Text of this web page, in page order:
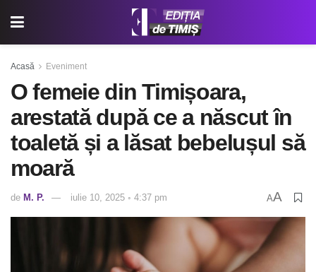
Acasă Eveniment
O femeie din Timișoara,
arestată după ce a născut în
toaletă și a lăsat bebelușul să
moară
de M. P. iulie 10, 2025 ◦ 4:37 pm AA